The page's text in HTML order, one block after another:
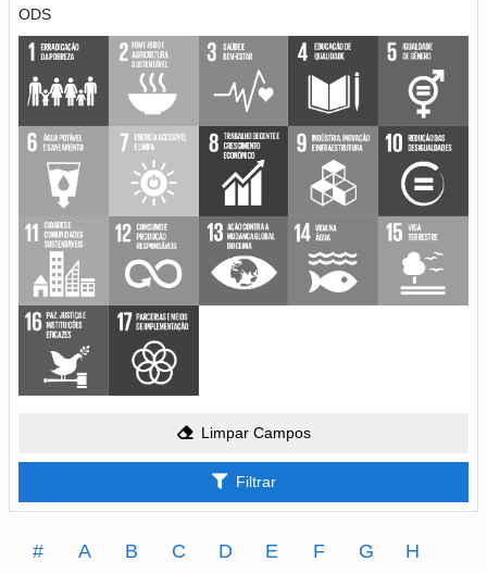
ODS
Limpar Campos
Filtrar
# A B C D E F G
H